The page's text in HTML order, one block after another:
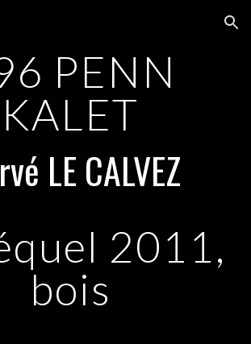
Skip to navigation
PENN
KALET
LE CALVEZ
2011,
bois